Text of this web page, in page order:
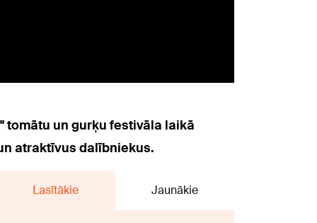
tomātu un gurķu festivāla laikā
atraktīvus dalībniekus.
Lasītākie Jaunākie